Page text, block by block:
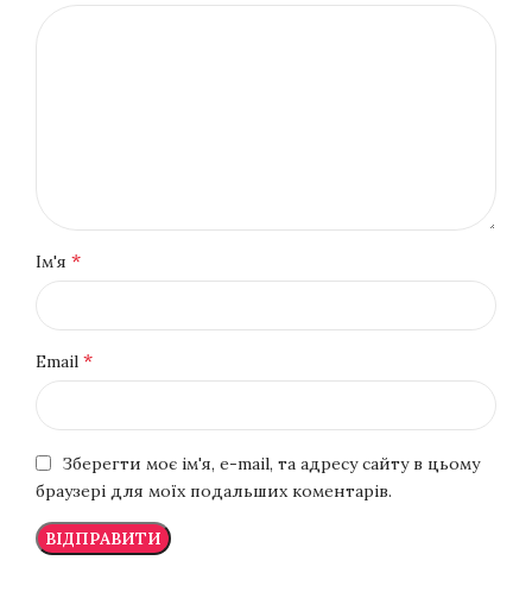
Ім'я *
Email *
Зберегти моє ім'я, e-mail, та адресу сайту в цьому
браузері для моїх подальших коментарів.